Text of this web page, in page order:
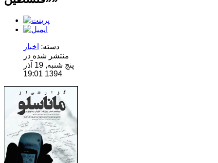
دسته: اخبار
منتشر شده در
پنج شنبه, 19 آذر
1394 19:01